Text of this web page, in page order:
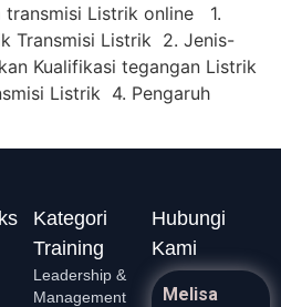
transmisi Listrik online 1.
Transmisi Listrik 2. Jenis-
Kualifikasi tegangan Listrik
Listrik 4. Pengaruh
Kategori
Training
Leadership &
Management
Hubungi
Kami
Melisa